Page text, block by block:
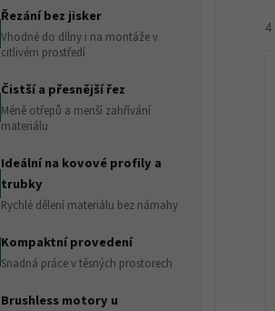
Řezání bez jisker
Vhodné do dílny i na montáže v
citlivém prostředí
Čistší a přesnější řez
Méně otřepů a menší zahřívání
materiálu
Ideální na kovové profily a
trubky
Rychlé dělení materiálu bez námahy
Kompaktní provedení
Snadná práce v těsných prostorech
Brushless motory u
4